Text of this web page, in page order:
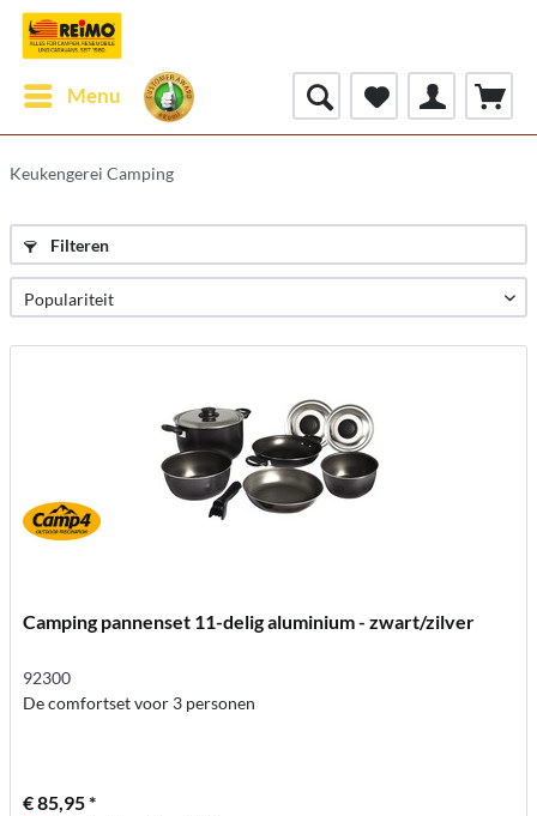
Menu
Keukengerei Camping
Filteren
Camping pannenset 11-delig aluminium - zwart/zilver
92300
De comfortset voor 3 personen
€ 85,95 *